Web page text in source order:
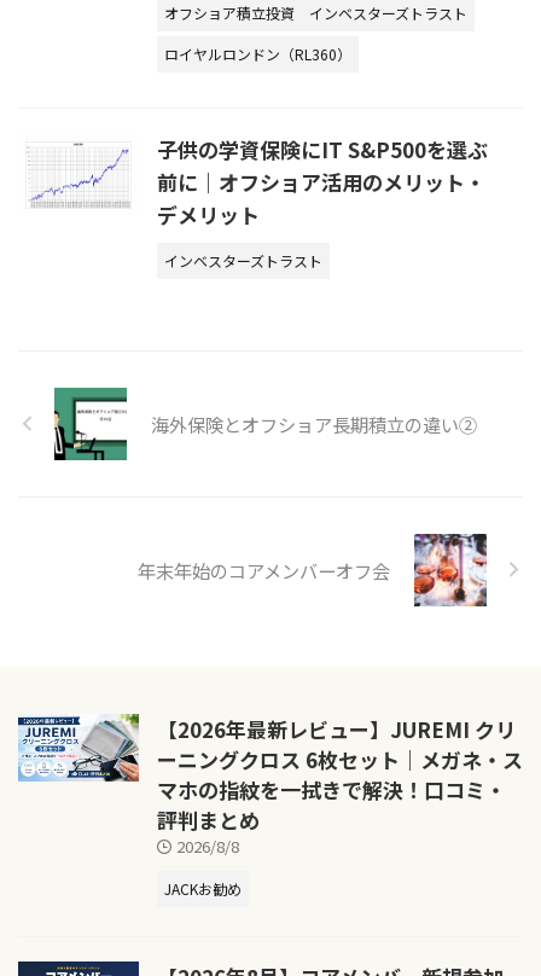
オフショア積立投資
インベスターズトラスト
ロイヤルロンドン（RL360）
子供の学資保険にIT S&P500を選ぶ
前に｜オフショア活用のメリット・
デメリット
インベスターズトラスト
海外保険とオフショア長期積立の違い②
年末年始のコアメンバーオフ会
【2026年最新レビュー】JUREMI クリ
ーニングクロス 6枚セット｜メガネ・ス
マホの指紋を一拭きで解決！口コミ・
評判まとめ
2026/8/8
JACKお勧め